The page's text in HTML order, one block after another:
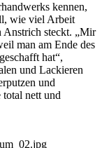
kennen,
wie viel Arbeit
Anstrich steckt. „Mir
man am Ende des
hat“,
und Lackieren
und
nett und